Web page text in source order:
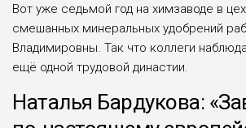
Вот уже седьмой год на химзаводе в
смешанных мине­ральных удобрений
Владимировны. Так что коллеги
ещё одной трудовой династии.
Наталья Бардукова: